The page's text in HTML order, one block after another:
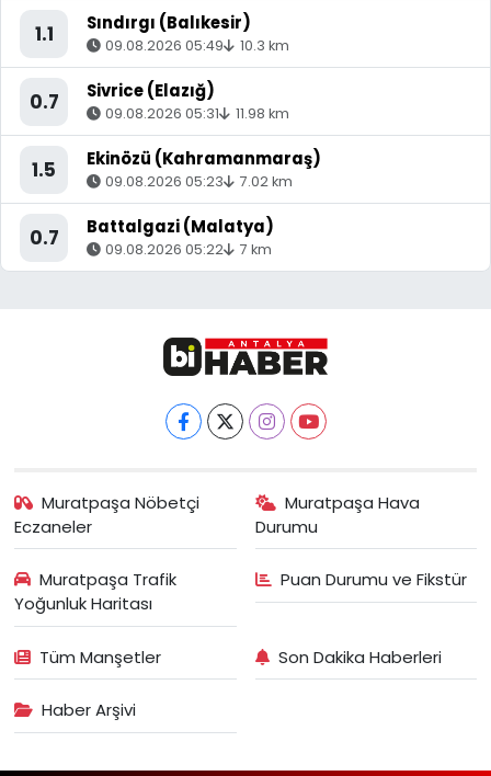
1.1 Sındırgı (Balıkesir)
09.08.2026 05:49 10.3 km
0.7 Sivrice (Elazığ)
09.08.2026 05:31 11.98 km
1.5 Ekinözü (Kahramanmaraş)
09.08.2026 05:23 7.02 km
0.7 Battalgazi (Malatya)
09.08.2026 05:22 7 km
Muratpaşa Nöbetçi
Eczaneler
Muratpaşa Hava
Durumu
Muratpaşa Trafik
Yoğunluk Haritası
Puan Durumu ve Fikstür
Tüm Manşetler Son Dakika Haberleri
Haber Arşivi